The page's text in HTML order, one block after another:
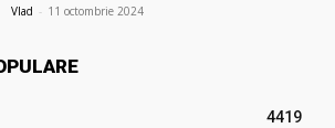
Vlad - 11 octombrie 2024
4419